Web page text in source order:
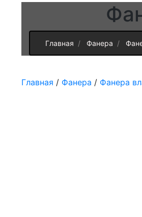
Главная Фанера
Главная / Фанера / Фанера